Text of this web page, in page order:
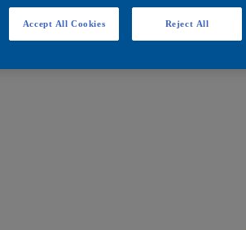
Reject All
Accept All Cookies